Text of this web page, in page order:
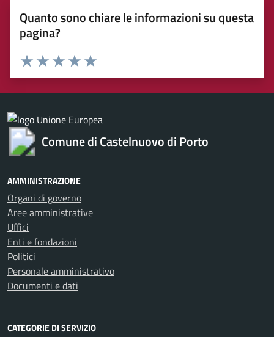
Quanto sono chiare le informazioni su questa
pagina?
Valuta 5 stelle su 5
Valuta 4 stelle su 5
Valuta 3 stelle su 5
Valuta 2 stelle su 5
Valuta 1 stelle su 5
Comune di Castelnuovo di Porto
AMMINISTRAZIONE
Organi di governo
Aree amministrative
Uffici
Enti e fondazioni
Politici
Personale amministrativo
Documenti e dati
CATEGORIE DI SERVIZIO